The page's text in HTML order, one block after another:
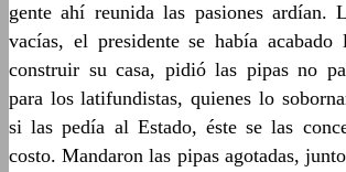
gente ahí reunida las pasiones ardían.
vacías, el presidente se había acabado
construir su casa, pidió las pipas no
para los latifundistas, quienes lo
si las pedía al Estado, éste se las
costo. Mandaron las pipas agotadas,